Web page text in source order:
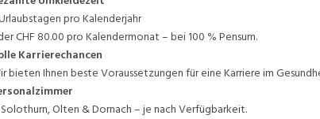
pro Kalenderjahr
CHF 80.00 pro Kalendermonat – bei 100 % Pensum.
Karrierechancen
bieten Ihnen beste Voraussetzungen für eine Karriere im
Olten & Dornach – je nach Verfügbarkeit.